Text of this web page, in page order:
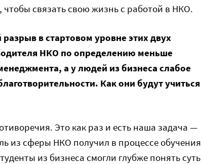
связать свою жизнь с работой в НКО.
в стартовом уровне этих двух
НКО по определению меньше
а у людей из бизнеса слабое
Как они будут учиться
Это как раз и есть наша задача —
из сферы НКО получил в процессе обучения
из бизнеса смогли глубже понять суть